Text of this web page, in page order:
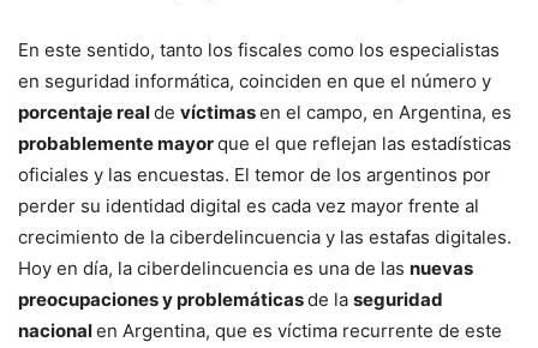
En este sentido, tanto los fiscales como los especialistas
en seguridad informática, coinciden en que el número y
porcentaje realde víctimasen el campo, en Argentina, es
probablemente mayorque el que reflejan las estadísticas
oficiales y las encuestas. El temor de los argentinos por
perder su identidad digital es cada vez mayor frente al
crecimiento de la ciberdelincuencia y las estafas digitales.
Hoy en día, la ciberdelincuencia es una de las nuevas
preocupaciones y problemáticasde la seguridad
nacionalen Argentina, que es víctima recurrente de este